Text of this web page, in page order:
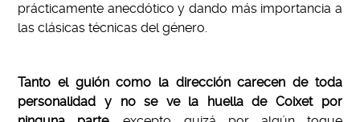
prácticamente anecdótico y dando más importancia a
las clásicas técnicas del género.
Tanto el guión como la dirección carecen de toda
personalidad y no se ve la huella de Coixet por